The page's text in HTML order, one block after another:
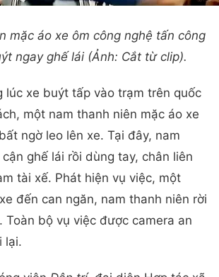
mặc áo xe ôm công nghệ tấn công
ngay ghế lái (Ảnh: Cắt từ clip).
lúc xe buýt tấp vào trạm trên quốc
một nam thanh niên mặc áo xe
ngờ leo lên xe. Tại đây, nam
ghế lái rồi dùng tay, chân liên
tài xế. Phát hiện vụ việc, một
đến can ngăn, nam thanh niên rời
Toàn bộ vụ việc được camera an
lại.